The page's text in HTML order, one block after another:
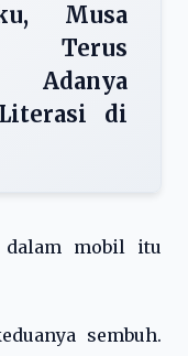
Musa
Terus
Adanya
di
dalam mobil itu
sembuh.